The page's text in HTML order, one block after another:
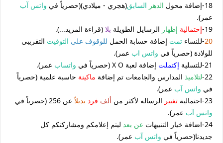
18-إضافة محول
الدهر السابق(هجري - ميلادي)(حصرياً في واتس آب
عمر).
19- إحتمالية إظهار الرسايل الطويلة بلا (قراءة المزيد...).
20-للنساء تمت إضافة حسابة الحمل للوقوف على التوقيت التقريبي
للولادة (حصرياً في واتس اب عمر).
21-للتسلية
إكتملت إضافة لعبة X O (حصرياً في واتساب عمر).
22- لتلاميذ المدارس والجامعات تم إضافة ماكينة حاسبة علمية (حصرياً
في واتس آب عمر).
23-احتمالية
تغيير الرساله لأكثر من ألف فرد بديلاً عن 256 (حصرياً في
واتس آب عمر).
24-اضافة خيار التنبيهات
عن بعد ليتم إعلامكم ومشاركتكم كل
جديدنا(حصرياً في واتس آب عمر).